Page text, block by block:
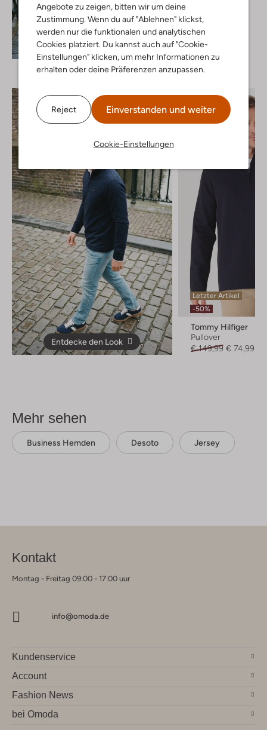
Angebote zu zeigen, bitten wir um deine
Zustimmung. Wenn du auf "Ablehnen" klickst,
werden nur die funktionalen und analytischen
Cookies platziert. Du kannst auch auf "Cookie-
Einstellungen" klicken, um mehr Informationen zu
erhalten oder deine Präferenzen anzupassen.
Reject Einverstanden und weiter
Cookie-Einstellungen
Entdecke den Look
Ab € 79,95
+ mehr farben
Entdecke den Look
Letzter Artikel
-50%
Tommy Hilfiger
Pullover
€ 149,99 € 74,99
Mehr sehen
Business Hemden Desoto Jersey
Kontakt
Montag - Freitag 09:00 - 17:00 uur
info@omoda.de
Kundenservice
Account
Fashion News
bei Omoda